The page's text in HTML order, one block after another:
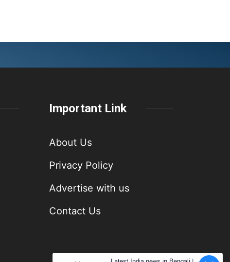
Important Link
About Us
Privacy Policy
Advertise with us
Contact Us